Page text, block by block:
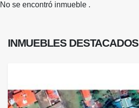
No se encontró inmueble .
INMUEBLES DESTACADOS